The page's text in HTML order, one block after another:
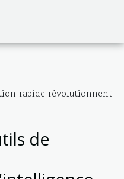
rapide révolutionnent
de